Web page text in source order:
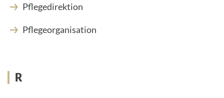
Pflegedirektion
Pflegeorganisation
R